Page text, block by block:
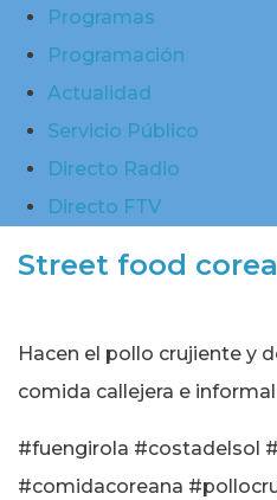
Programas
Programación
Actualidad
Servicio Público
Directo Radio
Directo FTV
Street food
Hacen el pollo crujiente y
comida callejera e
#fuengirola #costadelsol
#comidacoreana